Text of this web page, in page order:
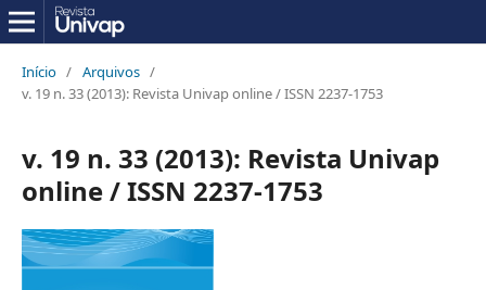
Início / Arquivos /
v. 19 n. 33 (2013): Revista Univap online / ISSN 2237-1753
v. 19 n. 33 (2013): Revista Univap
online / ISSN 2237-1753